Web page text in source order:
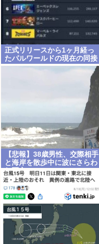
正式リリースから1ヶ月経っ
たパルワールドの現在の同接
www
【悲報】38歳男性、交際相手
と海岸を散歩中に波にさらわ
れ死亡